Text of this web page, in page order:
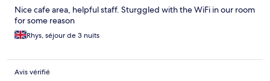
Nice cafe area, helpful staff. Sturggled with the WiFi in our room
for some reason
Rhys, séjour de 3 nuits
Avis vérifié